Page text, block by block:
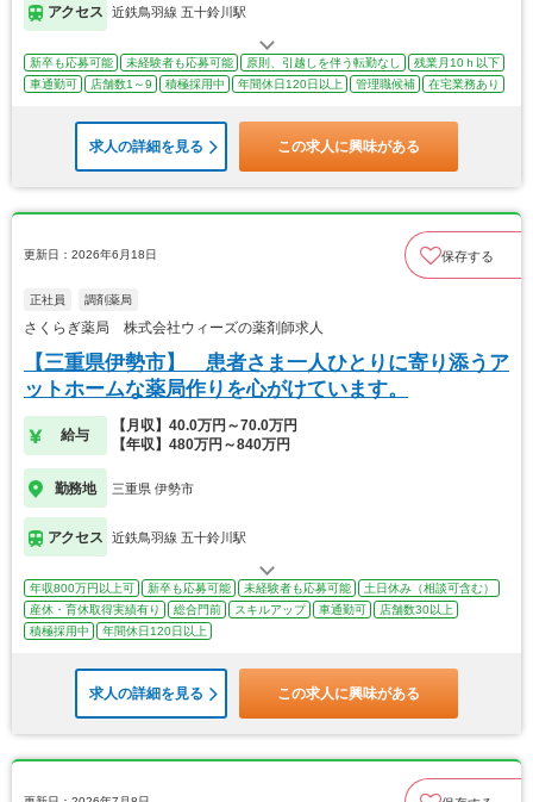
アクセス 近鉄鳥羽線 五十鈴川駅
新卒も応募可能 未経験者も応募可能 原則、引越しを伴う転勤なし
残業月10ｈ以下
車通勤可
店舗数1～9 積極採用中 年間休日120日以上 管理職候補 在宅業務あり
求人の詳細を見る この求人に興味がある
更新日：2026年6月18日 保存する
正社員 調剤薬局
さくらぎ薬局 株式会社ウィーズの薬剤師求人
【三重県伊勢市】 患者さま一人ひとりに寄り添うア
ットホームな薬局作りを心がけています。
給与
【月収】40.0万円～70.0万円
【年収】480万円～840万円
勤務地 三重県 伊勢市
アクセス 近鉄鳥羽線 五十鈴川駅
年収800万円以上可 新卒も応募可能 未経験者も応募可能
土日休み（相談可含む）
産休・育休取得実績有り
総合門前 スキルアップ 車通勤可
店舗数30以上
積極採用中
年間休日120日以上
求人の詳細を見る この求人に興味がある